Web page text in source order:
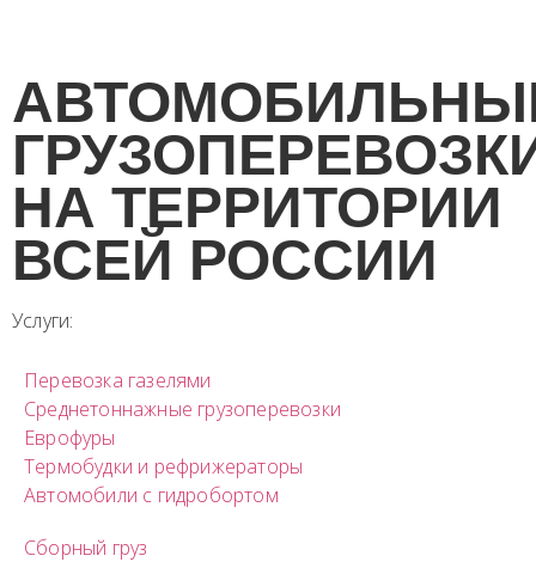
НА ТЕРРИТОРИИ
ВСЕЙ РОССИИ
Услуги:
Перевозка газелями
Среднетоннажные грузоперевозки
Еврофуры
Термобудки и рефрижераторы
Автомобили с гидробортом
Сборный груз